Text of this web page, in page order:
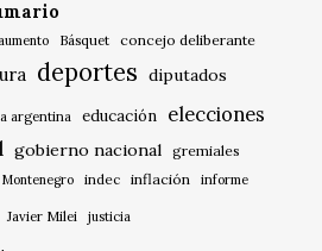
Básquet concejo deliberante
deportes diputados
argentina educación elecciones
gobierno nacional gremiales
indec inflación informe
Javier Milei justicia